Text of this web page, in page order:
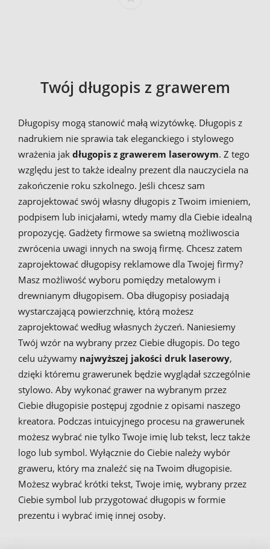
Twój długopis z grawerem
Długopisy mogą stanowić małą wizytówkę. Długopis z
nadrukiem nie sprawia tak eleganckiego i stylowego
wrażenia jak długopis z grawerem laserowym. Z tego
względu jest to także idealny prezent dla nauczyciela na
zakończenie roku szkolnego. Jeśli chcesz sam
zaprojektować swój własny długopis z Twoim imieniem,
podpisem lub inicjałami, wtedy mamy dla Ciebie idealną
propozycję. Gadżety firmowe sa swietną możliwoscia
zwrócenia uwagi innych na swoją firmę. Chcesz zatem
zaprojektować długopisy reklamowe dla Twojej firmy?
Masz możliwość wyboru pomiędzy metalowym i
drewnianym długopisem. Oba długopisy posiadają
wystarczającą powierzchnię, którą możesz
zaprojektować według własnych życzeń. Naniesiemy
Twój wzór na wybrany przez Ciebie długopis. Do tego
celu używamy najwyższej jakości druk laserowy,
dzięki któremu grawerunek będzie wyglądał szczególnie
stylowo. Aby wykonać grawer na wybranym przez
Ciebie długopisie postępuj zgodnie z opisami naszego
kreatora. Podczas intuicyjnego procesu na grawerunek
możesz wybrać nie tylko Twoje imię lub tekst, lecz także
logo lub symbol. Wyłącznie do Ciebie należy wybór
graweru, który ma znaleźć się na Twoim długopisie.
Możesz wybrać krótki tekst, Twoje imię, wybrany przez
Ciebie symbol lub przygotować długopis w formie
prezentu i wybrać imię innej osoby.